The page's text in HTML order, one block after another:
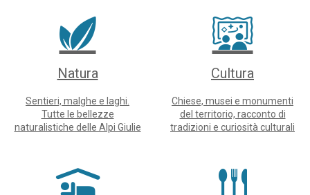
Natura
Sentieri, malghe e laghi.
Tutte le bellezze
naturalistiche delle Alpi Giulie
Cultura
Chiese, musei e monumenti
del territorio, racconto di
tradizioni e curiosità culturali